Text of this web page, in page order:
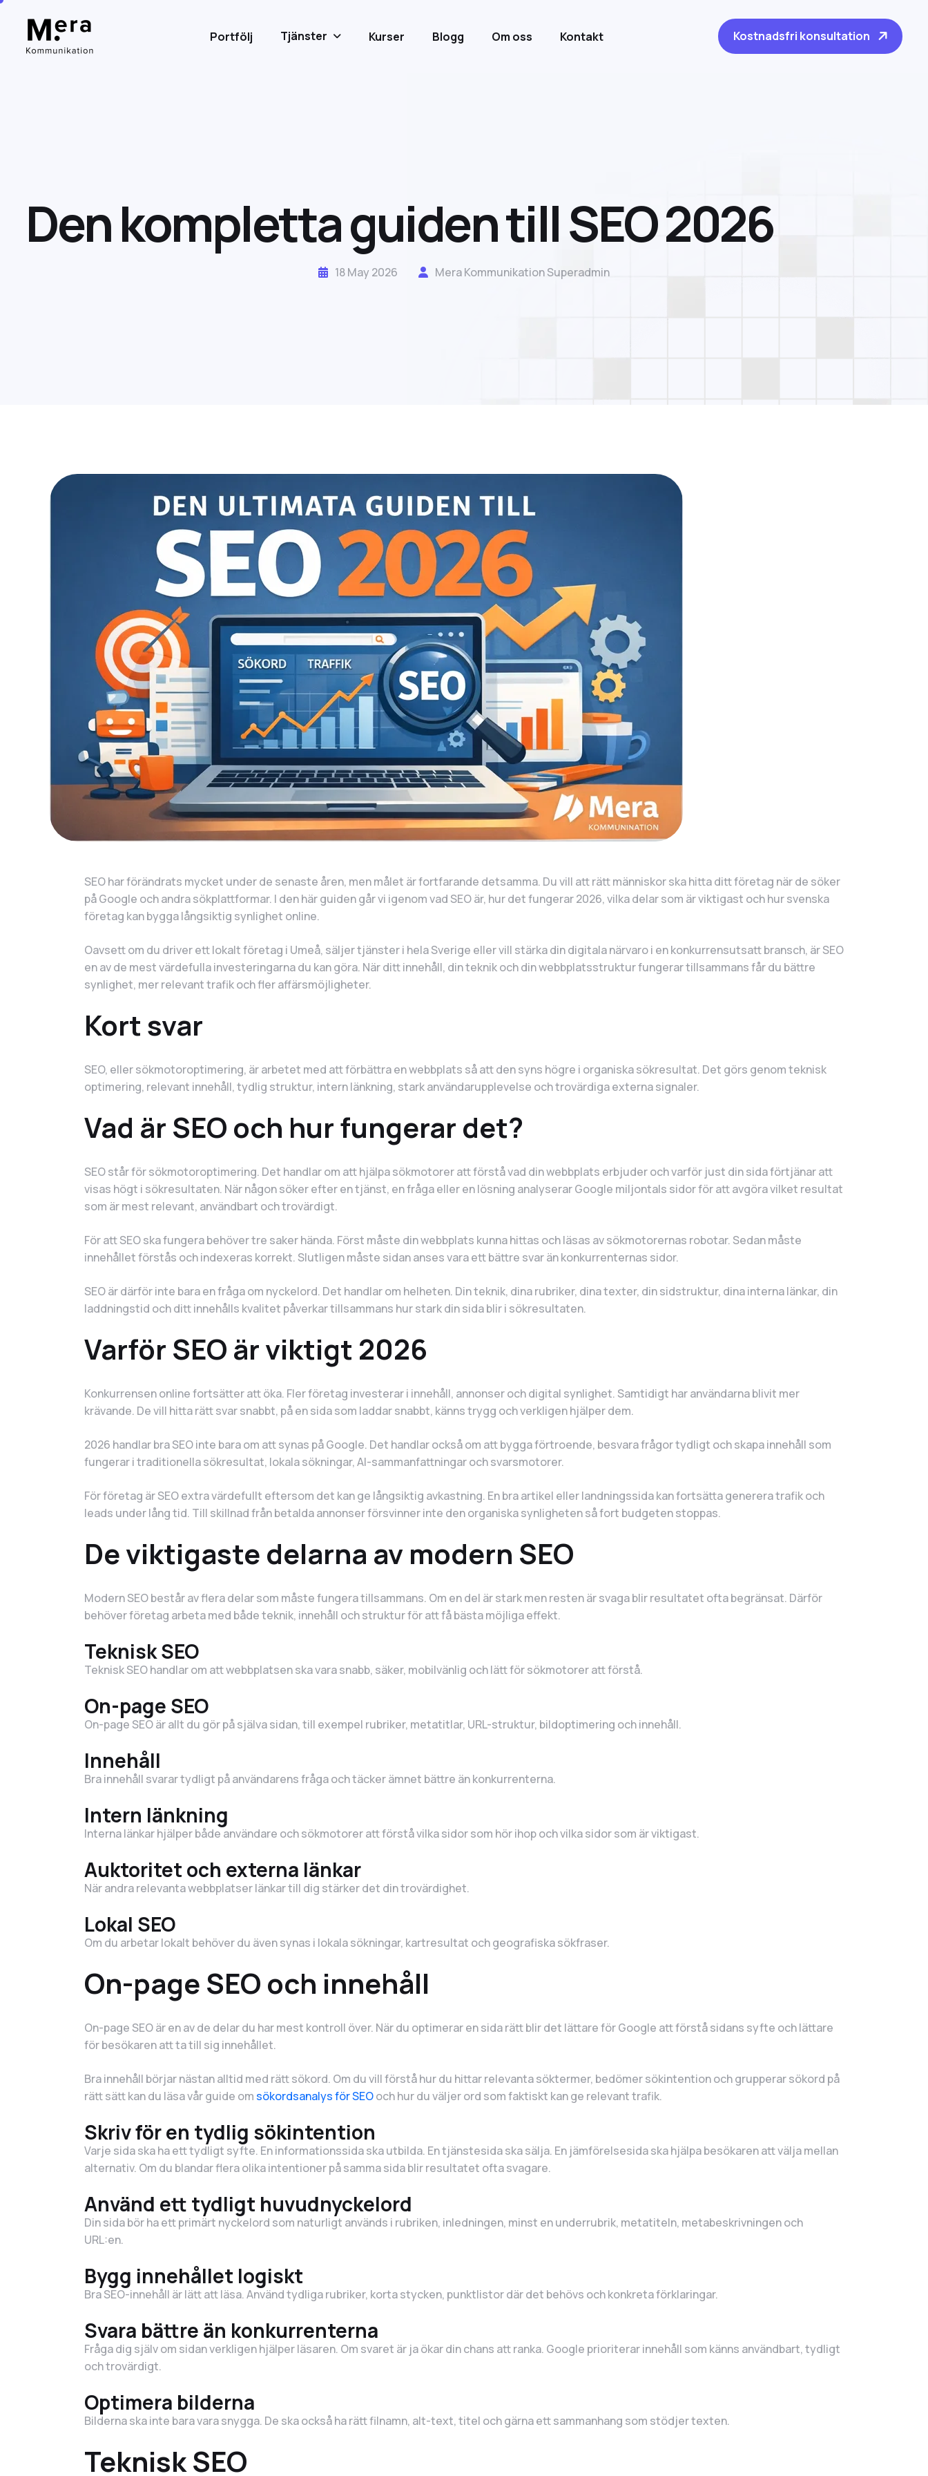
Portfölj Tjänster Kurser Blogg Om oss Kontakt Kostnadsfri konsultation
DenkomplettaguidentillSEO2026
18 May 2026 Mera Kommunikation Superadmin
SEO har förändrats mycket under de senaste åren, men målet är fortfarande detsamma. Du vill att rätt människor ska hitta ditt företag när de söker
på Google och andra sökplattformar. I den här guiden går vi igenom vad SEO är, hur det fungerar 2026, vilka delar som är viktigast och hur svenska
företag kan bygga långsiktig synlighet online.
Oavsett om du driver ett lokalt företag i Umeå, säljer tjänster i hela Sverige eller vill stärka din digitala närvaro i en konkurrensutsatt bransch, är SEO
en av de mest värdefulla investeringarna du kan göra. När ditt innehåll, din teknik och din webbplatsstruktur fungerar tillsammans får du bättre
synlighet, mer relevant trafik och fler affärsmöjligheter.
Kort svar
SEO, eller sökmotoroptimering, är arbetet med att förbättra en webbplats så att den syns högre i organiska sökresultat. Det görs genom teknisk
optimering, relevant innehåll, tydlig struktur, intern länkning, stark användarupplevelse och trovärdiga externa signaler.
Vad är SEO och hur fungerar det?
SEO står för sökmotoroptimering. Det handlar om att hjälpa sökmotorer att förstå vad din webbplats erbjuder och varför just din sida förtjänar att
visas högt i sökresultaten. När någon söker efter en tjänst, en fråga eller en lösning analyserar Google miljontals sidor för att avgöra vilket resultat
som är mest relevant, användbart och trovärdigt.
För att SEO ska fungera behöver tre saker hända. Först måste din webbplats kunna hittas och läsas av sökmotorernas robotar. Sedan måste
innehållet förstås och indexeras korrekt. Slutligen måste sidan anses vara ett bättre svar än konkurrenternas sidor.
SEO är därför inte bara en fråga om nyckelord. Det handlar om helheten. Din teknik, dina rubriker, dina texter, din sidstruktur, dina interna länkar, din
laddningstid och ditt innehålls kvalitet påverkar tillsammans hur stark din sida blir i sökresultaten.
Varför SEO är viktigt 2026
Konkurrensen online fortsätter att öka. Fler företag investerar i innehåll, annonser och digital synlighet. Samtidigt har användarna blivit mer
krävande. De vill hitta rätt svar snabbt, på en sida som laddar snabbt, känns trygg och verkligen hjälper dem.
2026 handlar bra SEO inte bara om att synas på Google. Det handlar också om att bygga förtroende, besvara frågor tydligt och skapa innehåll som
fungerar i traditionella sökresultat, lokala sökningar, AI-sammanfattningar och svarsmotorer.
För företag är SEO extra värdefullt eftersom det kan ge långsiktig avkastning. En bra artikel eller landningssida kan fortsätta generera trafik och
leads under lång tid. Till skillnad från betalda annonser försvinner inte den organiska synligheten så fort budgeten stoppas.
De viktigaste delarna av modern SEO
Modern SEO består av flera delar som måste fungera tillsammans. Om en del är stark men resten är svaga blir resultatet ofta begränsat. Därför
behöver företag arbeta med både teknik, innehåll och struktur för att få bästa möjliga effekt.
Teknisk SEO
Teknisk SEO handlar om att webbplatsen ska vara snabb, säker, mobilvänlig och lätt för sökmotorer att förstå.
On-page SEO
On-page SEO är allt du gör på själva sidan, till exempel rubriker, metatitlar, URL-struktur, bildoptimering och innehåll.
Innehåll
Bra innehåll svarar tydligt på användarens fråga och täcker ämnet bättre än konkurrenterna.
Intern länkning
Interna länkar hjälper både användare och sökmotorer att förstå vilka sidor som hör ihop och vilka sidor som är viktigast.
Auktoritet och externa länkar
När andra relevanta webbplatser länkar till dig stärker det din trovärdighet.
Lokal SEO
Om du arbetar lokalt behöver du även synas i lokala sökningar, kartresultat och geografiska sökfraser.
On-page SEO och innehåll
On-page SEO är en av de delar du har mest kontroll över. När du optimerar en sida rätt blir det lättare för Google att förstå sidans syfte och lättare
för besökaren att ta till sig innehållet.
Bra innehåll börjar nästan alltid med rätt sökord. Om du vill förstå hur du hittar relevanta söktermer, bedömer sökintention och grupperar sökord på
rätt sätt kan du läsa vår guide om sökordsanalys för SEOoch hur du väljer ord som faktiskt kan ge relevant trafik.
Skriv för en tydlig sökintention
Varje sida ska ha ett tydligt syfte. En informationssida ska utbilda. En tjänstesida ska sälja. En jämförelsesida ska hjälpa besökaren att välja mellan
alternativ. Om du blandar flera olika intentioner på samma sida blir resultatet ofta svagare.
Använd ett tydligt huvudnyckelord
Din sida bör ha ett primärt nyckelord som naturligt används i rubriken, inledningen, minst en underrubrik, metatiteln, metabeskrivningen och
URL:en.
Bygg innehållet logiskt
Bra SEO-innehåll är lätt att läsa. Använd tydliga rubriker, korta stycken, punktlistor där det behövs och konkreta förklaringar.
Svara bättre än konkurrenterna
Fråga dig själv om sidan verkligen hjälper läsaren. Om svaret är ja ökar din chans att ranka. Google prioriterar innehåll som känns användbart, tydligt
och trovärdigt.
Optimera bilderna
Bilderna ska inte bara vara snygga. De ska också ha rätt filnamn, alt-text, titel och gärna ett sammanhang som stödjer texten.
Teknisk SEO